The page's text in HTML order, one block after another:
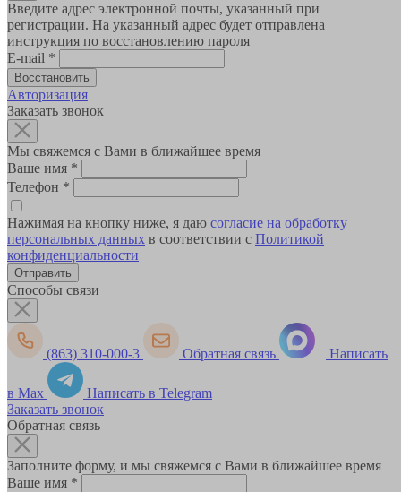
Введите адрес электронной почты, указанный при
регистрации. На указанный адрес будет отправлена
инструкция по восстановлению пароля
E-mail *
Авторизация
Заказать звонок
Мы свяжемся с Вами в ближайшее время
Ваше имя *
Телефон *
Нажимая на кнопку ниже, я даю согласие на обработку
персональных данных в соответствии с Политикой
конфиденциальности
Способы связи
(863) 310-000-3 Обратная связь Написать
в Max
Написать в Telegram
Заказать звонок
Обратная связь
Заполните форму, и мы свяжемся с Вами в ближайшее время
Ваше имя *